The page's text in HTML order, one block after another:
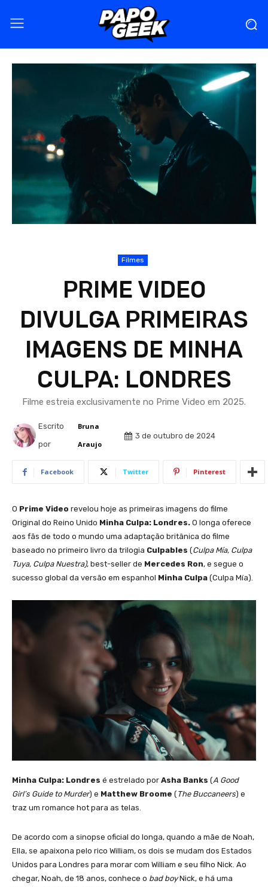
Filmes
PRIME VIDEO
DIVULGA PRIMEIRAS
IMAGENS DE MINHA
CULPA: LONDRES
Filme estreia exclusivamente no Prime Video em 2025.
Escrito
por
Bruna
Araujo
3 de outubro de 2024
Facebook Twitter Pinterest
O Prime Video revelou hoje as primeiras imagens do filme
Original do Reino Unido Minha Culpa: Londres. O longa oferece
aos fãs de todo o mundo uma adaptação britânica do filme
baseado no primeiro livro da trilogia Culpables (Culpa Mía, Culpa
Tuya, Culpa Nuestra), best-seller de Mercedes Ron, e segue o
sucesso global da versão em espanhol Minha Culpa (Culpa Mía).
Minha Culpa: Londres é estrelado por Asha Banks (A Good
Girl’s Guide to Murder) e Matthew Broome (The Buccaneers) e
traz um romance hot para as telas.
De acordo com a sinopse oficial do longa, quando a mãe de Noah,
Ella, se apaixona pelo rico William, os dois se mudam dos Estados
Unidos para Londres para morar com William e seu filho Nick. Ao
chegar, Noah, de 18 anos, conhece o bad boyNick, e há uma